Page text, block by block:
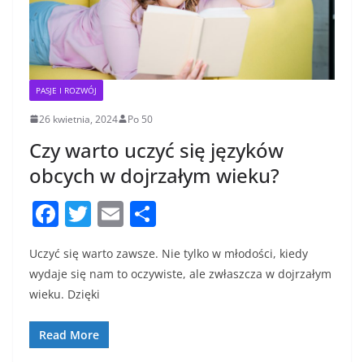
PASJE I ROZWÓJ
26 kwietnia, 2024 Po 50
Czy warto uczyć się języków
obcych w dojrzałym wieku?
F
a
c
e
b
o
T
itt
er
E
ai
h
ar
Uczyć się warto zawsze. Nie tylko w młodości, kiedy
wydaje się nam to oczywiste, ale zwłaszcza w dojrzałym
wieku. Dzięki
Read More